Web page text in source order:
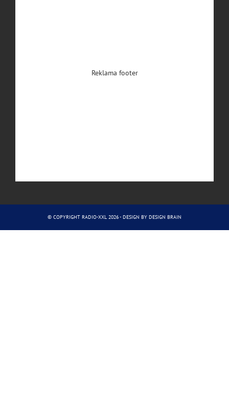
Reklama footer
© COPYRIGHT RADIO-XXL 2026 - DESIGN BY DESIGN BRAIN